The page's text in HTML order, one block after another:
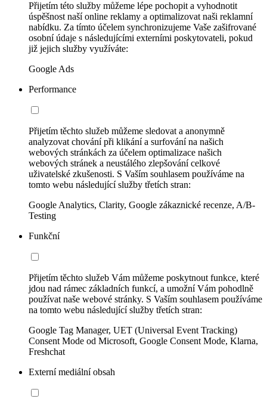
Přijetím této služby můžeme lépe pochopit a vyhodnotit
úspěšnost naší online reklamy a optimalizovat naši reklamní
nabídku. Za tímto účelem synchronizujeme Vaše zašifrované
osobní údaje s následujícími externími poskytovateli, pokud
již jejich služby využíváte:
Google Ads
Performance
Přijetím těchto služeb můžeme sledovat a anonymně
analyzovat chování při klikání a surfování na našich
webových stránkách za účelem optimalizace našich
webových stránek a neustálého zlepšování celkové
uživatelské zkušenosti. S Vaším souhlasem používáme na
tomto webu následující služby třetích stran:
Google Analytics, Clarity, Google zákaznické recenze, A/B-
Testing
Funkční
Přijetím těchto služeb Vám můžeme poskytnout funkce, které
jdou nad rámec základních funkcí, a umožní Vám pohodlně
používat naše webové stránky. S Vaším souhlasem používáme
na tomto webu následující služby třetích stran:
Google Tag Manager, UET (Universal Event Tracking)
Consent Mode od Microsoft, Google Consent Mode, Klarna,
Freshchat
Externí mediální obsah